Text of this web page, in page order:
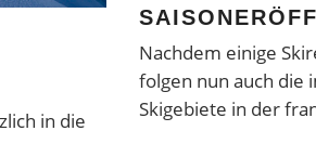
in die
Nachdem einige
folgen nun auch die
Skigebiete in der